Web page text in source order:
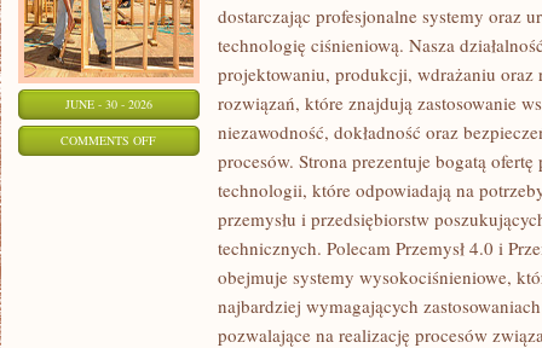
JUNE - 30 - 2026
COMMENTS OFFON
CIEKAWOSTKI
dostarczając profesjonalne systemy oraz
technologię ciśnieniową. Nasza
projektowaniu, produkcji, wdrażaniu oraz
rozwiązań, które znajdują zastosowanie
niezawodność, dokładność oraz
procesów. Strona prezentuje bogatą ofertę
technologii, które odpowiadają na
przemysłu i przedsiębiorstw
technicznych. Polecam Przemysł 4.0 i
obejmuje systemy wysokociśnieniowe,
najbardziej wymagających
pozwalające na realizację procesów